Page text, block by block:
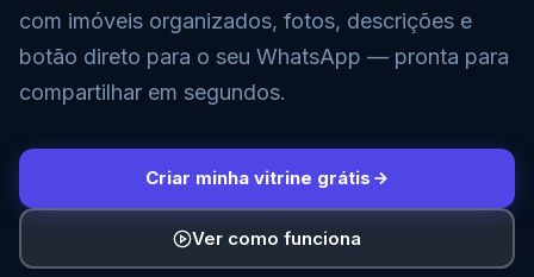
com imóveis organizados, fotos, descrições e
botão direto para o seu WhatsApp — pronta para
compartilhar em segundos.
Criar minha vitrine grátis
Ver como funciona